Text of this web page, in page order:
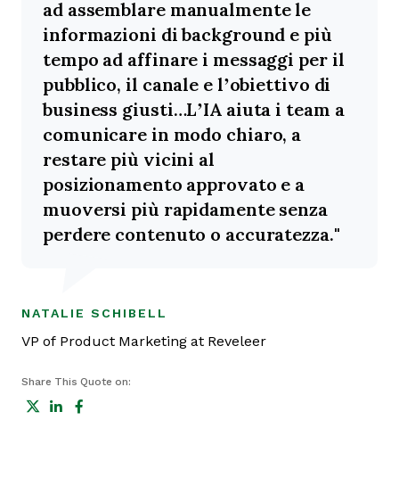
ad assemblare manualmente le
informazioni di background e più
tempo ad affinare i messaggi per il
pubblico, il canale e l’obiettivo di
business giusti…L’IA aiuta i team a
comunicare in modo chiaro, a
restare più vicini al
posizionamento approvato e a
muoversi più rapidamente senza
perdere contenuto o accuratezza.
Share This Quote on:
Share on Twitter
Share on LinkedIn
NATALIE SCHIBELL
VP of Product Marketing at Reveleer